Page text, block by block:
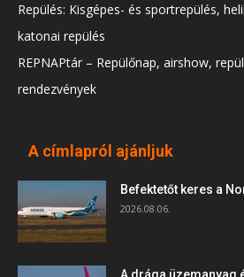
Repülés: Kisgépes- és sportrepülés,
katonai repülés
REPNAPtár – Repülőnap, airshow,
rendezvények
A címlapról ajánljuk
Befektetőt keres a
2026.08.06.